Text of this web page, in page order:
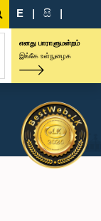
E | සි |
எனது பாராளுமன்றம்
இங்கே உள்நுழைக